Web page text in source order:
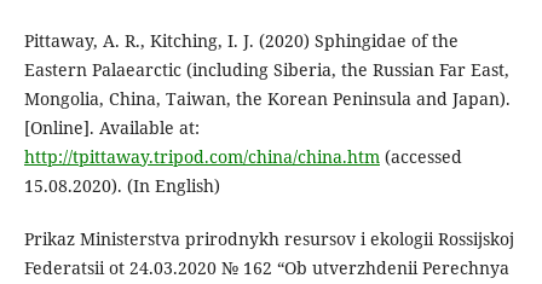
Pittaway, A. R., Kitching, I. J. (2020) Sphingidae of the
Eastern Palaearctic (including Siberia, the Russian Far East,
Mongolia, China, Taiwan, the Korean Peninsula and Japan).
[Online]. Available at:
http://tpittaway.tripod.com/china/china.htm(accessed
15.08.2020). (In English)
Prikaz Ministerstva prirodnykh resursov i ekologii Rossijskoj
Federatsii ot 24.03.2020 № 162 “Ob utverzhdenii Perechnya